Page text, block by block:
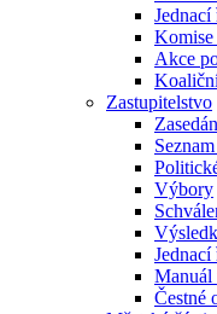
Akce
Zastupitelstvo
Výbory
Jednací
Manuál
Čestné